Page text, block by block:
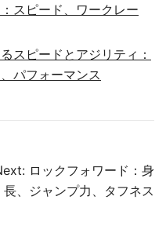
スピード、ワークレー
スピードとアジリティ：
パフォーマンス
ロックフォワード：身
長、ジャンプ力、タフネス